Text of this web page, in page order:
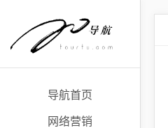
导航首页
网络营销